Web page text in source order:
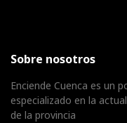
Sobre nosotros
Enciende Cuenca es un
especializado en la
de la provincia